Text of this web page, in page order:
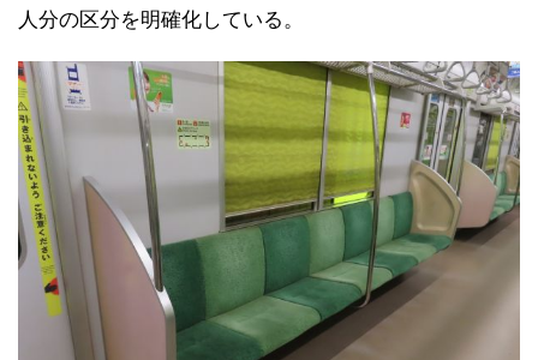
人分の区分を明確化している。